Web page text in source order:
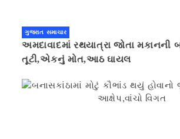
ગુજરાત સમાચાર
અમદાવાદમાં રથયાત્રા જોતા મકાનની
તૂટી,એકનું મોત,આઠ ઘાયલ